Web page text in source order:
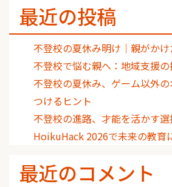
最近の投稿
不登校の夏休み明け｜親がか
不登校で悩む親へ：地域支援
不登校の夏休み、ゲーム以外
つけるヒント
不登校の進路、才能を活かす選
HoikuHack 2026で未来の教育
最近のコメント